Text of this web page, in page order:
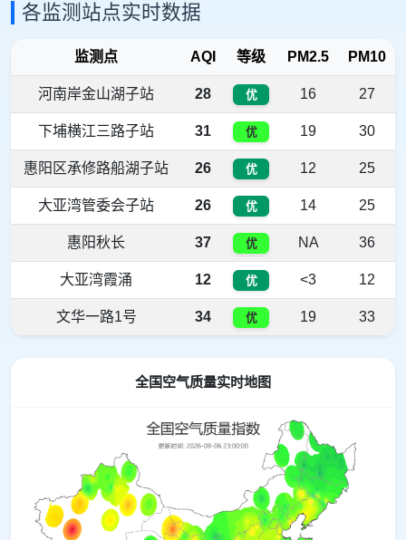
各监测站点实时数据
监测点 AQI 等级 PM2.5 PM10
河南岸金山湖子站 28 优 16 27
下埔横江三路子站 31 优 19 30
惠阳区承修路船湖子站 26 优 12 25
大亚湾管委会子站 26 优 14 25
惠阳秋长 37 优 NA 36
大亚湾霞涌 12 优 <3 12
文华一路1号 34 优 19 33
全国空气质量实时地图